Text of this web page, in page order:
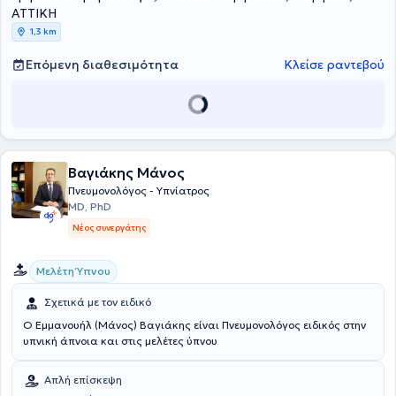
ενδελεχώς με τις παθήσεις της ειδικότητάς της, όπως η
αναπνευστική αλλεργία, το άσθμα και η ΧΑΠ - χρόνια αποφρακτική
πνευμονοπάθεια.
ΑΤΤΙΚΗ
1,3 km
Επόμενη διαθεσιμότητα Κλείσε ραντεβού
Βαγιάκης Μάνος
Πνευμονολόγος - Υπνίατρος
MD, PhD
Νέος συνεργάτης
Μελέτη Ύπνου
Σχετικά με τον ειδικό
Ο Εμμανουήλ (Μάνος) Βαγιάκης είναι Πνευμονολόγος ειδικός στην
υπνική άπνοια και στις μελέτες ύπνου
Απλή επίσκεψη